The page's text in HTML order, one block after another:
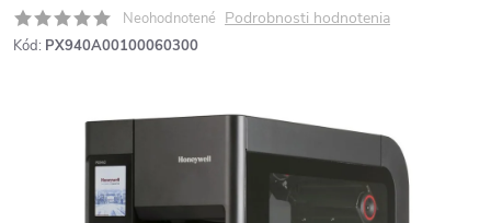
Neohodnotené Podrobnosti hodnotenia
Kód: PX940A00100060300